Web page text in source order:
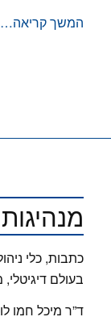
המשך קריאה…
כתבות, כלי
בעולם
ד”ר מיכל חמו